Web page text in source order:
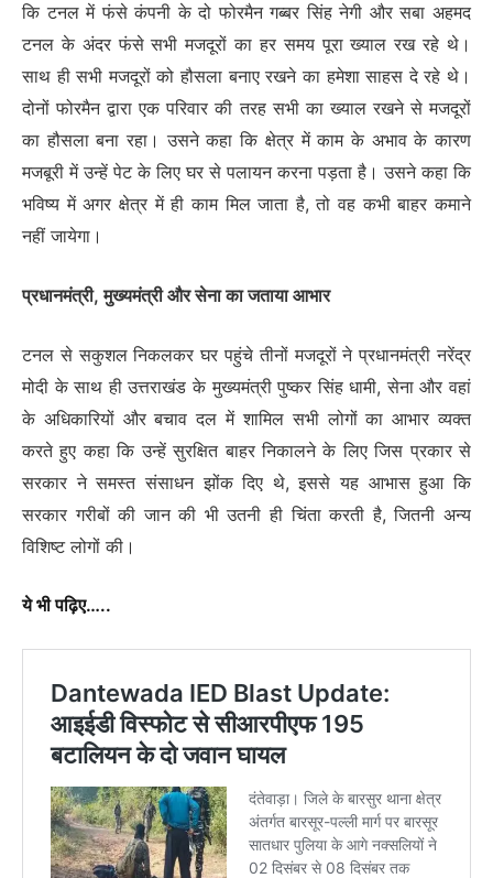
कि टनल में फंसे कंपनी के दो फोरमैन गब्बर सिंह नेगी और सबा अहमद
टनल के अंदर फंसे सभी मजदूरों का हर समय पूरा ख्याल रख रहे थे।
साथ ही सभी मजदूरों को हौसला बनाए रखने का हमेशा साहस दे रहे थे।
दोनों फोरमैन द्वारा एक परिवार की तरह सभी का ख्याल रखने से मजदूरों
का हौसला बना रहा। उसने कहा कि क्षेत्र में काम के अभाव के कारण
मजबूरी में उन्हें पेट के लिए घर से पलायन करना पड़ता है। उसने कहा कि
भविष्य में अगर क्षेत्र में ही काम मिल जाता है, तो वह कभी बाहर कमाने
नहीं जायेगा।
प्रधानमंत्री, मुख्यमंत्री और सेना का जताया आभार
टनल से सकुशल निकलकर घर पहुंचे तीनों मजदूरों ने प्रधानमंत्री नरेंद्र
मोदी के साथ ही उत्तराखंड के मुख्यमंत्री पुष्कर सिंह धामी, सेना और वहां
के अधिकारियों और बचाव दल में शामिल सभी लोगों का आभार व्यक्त
करते हुए कहा कि उन्हें सुरक्षित बाहर निकालने के लिए जिस प्रकार से
सरकार ने समस्त संसाधन झोंक दिए थे, इससे यह आभास हुआ कि
सरकार गरीबों की जान की भी उतनी ही चिंता करती है, जितनी अन्य
विशिष्ट लोगों की।
ये भी पढ़िए…..